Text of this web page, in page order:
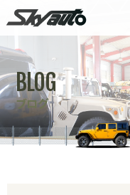
ホーム 在
整備作業実例 パ
店舗紹介 工
スタッフ紹介 求
BLOG
ブログ